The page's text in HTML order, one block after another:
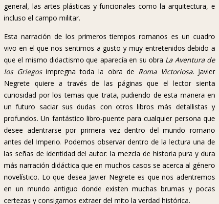
general, las artes plásticas y funcionales como la arquitectura, e
incluso el campo militar.
Esta narración de los primeros tiempos romanos es un cuadro
vivo en el que nos sentimos a gusto y muy entretenidos debido a
que el mismo didactismo que aparecía en su obra La Aventura de
los Griegosimpregna toda la obra de Roma Victoriosa. Javier
Negrete quiere a través de las páginas que el lector sienta
curiosidad por los temas que trata, pudiendo de esta manera en
un futuro saciar sus dudas con otros libros más detallistas y
profundos. Un fantástico libro-puente para cualquier persona que
desee adentrarse por primera vez dentro del mundo romano
antes del Imperio. Podemos observar dentro de la lectura una de
las señas de identidad del autor: la mezcla de historia pura y dura
más narración didáctica que en muchos casos se acerca al género
novelístico. Lo que desea Javier Negrete es que nos adentremos
en un mundo antiguo donde existen muchas brumas y pocas
certezas y consigamos extraer del mito la verdad histórica.